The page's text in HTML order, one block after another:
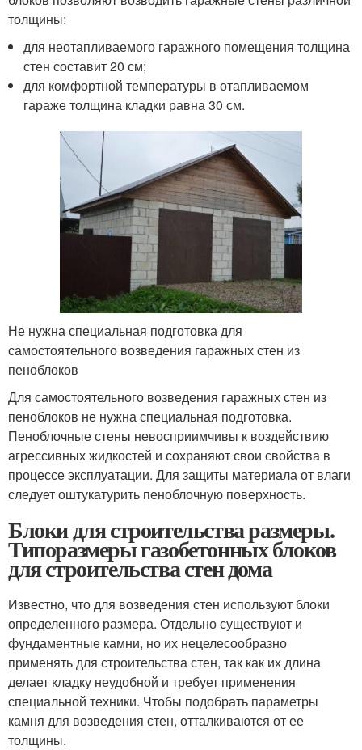
толщины:
для неотапливаемого гаражного помещения толщина
стен составит 20 см;
для комфортной температуры в отапливаемом
гараже толщина кладки равна 30 см.
Не нужна специальная подготовка для
самостоятельного возведения гаражных стен из
пеноблоков
Для самостоятельного возведения гаражных стен из
пеноблоков не нужна специальная подготовка.
Пеноблочные стены невосприимчивы к воздействию
агрессивных жидкостей и сохраняют свои свойства в
процессе эксплуатации. Для защиты материала от влаги
следует оштукатурить пеноблочную поверхность.
Блоки для строительства размеры.
Типоразмеры газобетонных блоков
для строительства стен дома
Известно, что для возведения стен используют блоки
определенного размера. Отдельно существуют и
фундаментные камни, но их нецелесообразно
применять для строительства стен, так как их длина
делает кладку неудобной и требует применения
специальной техники. Чтобы подобрать параметры
камня для возведения стен, отталкиваются от ее
толщины.